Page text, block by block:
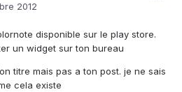
2012
disponible sur le play store.
un widget sur ton bureau
titre mais pas a ton post. je ne sais
cela existe